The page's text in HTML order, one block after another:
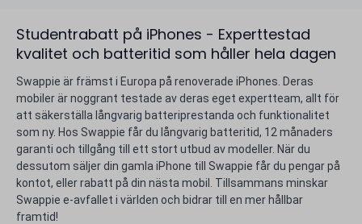
Studentrabatt på iPhones - Experttestad
kvalitet och batteritid som håller hela dagen
Swappie är främst i Europa på renoverade iPhones. Deras
mobiler är noggrant testade av deras eget expertteam, allt för
att säkerställa långvarig batteriprestanda och funktionalitet
som ny. Hos Swappie får du långvarig batteritid, 12 månaders
garanti och tillgång till ett stort utbud av modeller. När du
dessutom säljer din gamla iPhone till Swappie får du pengar på
kontot, eller rabatt på din nästa mobil. Tillsammans minskar
Swappie e-avfallet i världen och bidrar till en mer hållbar
framtid!